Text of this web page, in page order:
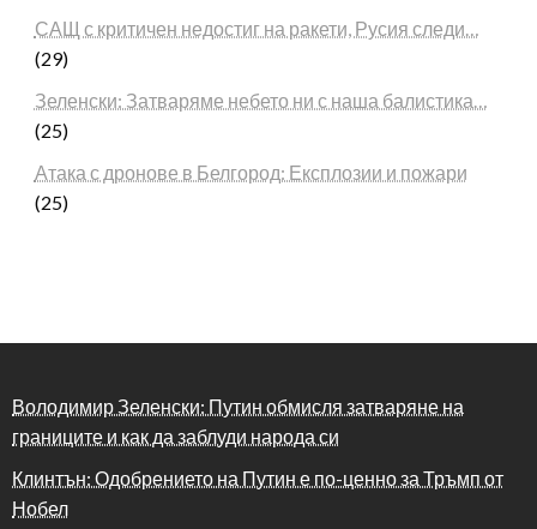
САЩ с критичен недостиг на ракети, Русия следи…
(29)
Зеленски: Затваряме небето ни с наша балистика…
(25)
Атака с дронове в Белгород: Експлозии и пожари
(25)
Володимир Зеленски: Путин обмисля затваряне на
границите и как да заблуди народа си
Клинтън: Одобрението на Путин е по-ценно за Тръмп от
Нобел